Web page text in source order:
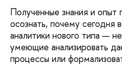
Полученные знания и опыт
осознать, почему сегодня
аналитики нового типа —
умеющие анализировать
процессы или